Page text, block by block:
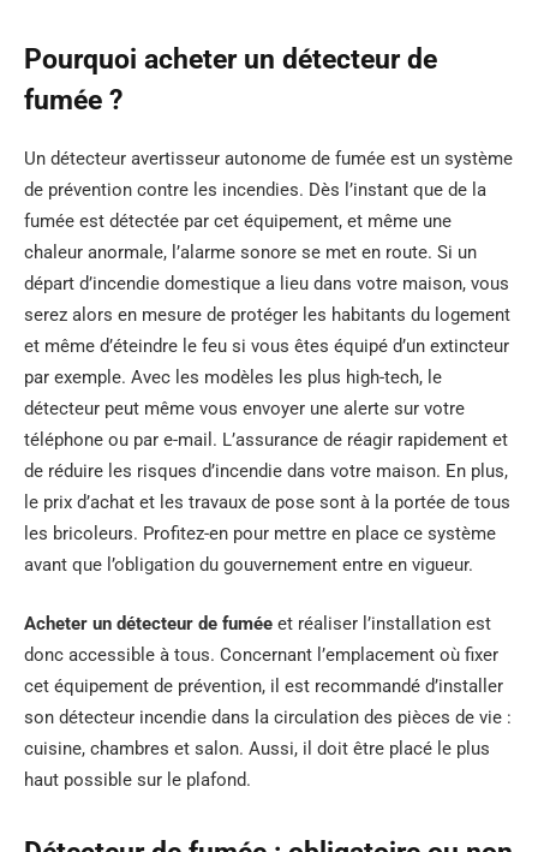
Pourquoi acheter un détecteur de
fumée ?
Un détecteur avertisseur autonome de fumée est un système
de prévention contre les incendies. Dès l’instant que de la
fumée est détectée par cet équipement, et même une
chaleur anormale, l’alarme sonore se met en route. Si un
départ d’incendie domestique a lieu dans votre maison, vous
serez alors en mesure de protéger les habitants du logement
et même d’éteindre le feu si vous êtes équipé d’un extincteur
par exemple. Avec les modèles les plus high-tech, le
détecteur peut même vous envoyer une alerte sur votre
téléphone ou par e-mail. L’assurance de réagir rapidement et
de réduire les risques d’incendie dans votre maison. En plus,
le prix d’achat et les travaux de pose sont à la portée de tous
les bricoleurs. Profitez-en pour mettre en place ce système
avant que l’obligation du gouvernement entre en vigueur.
Acheter un détecteur de fumée et réaliser l’installation est
donc accessible à tous. Concernant l’emplacement où fixer
cet équipement de prévention, il est recommandé d’installer
son détecteur incendie dans la circulation des pièces de vie :
cuisine, chambres et salon. Aussi, il doit être placé le plus
haut possible sur le plafond.